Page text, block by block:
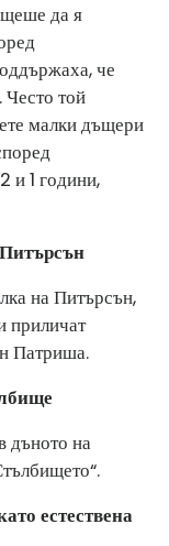
да я
че
Често той
малки дъщери
и 1 години,
на Питърсън,
приличат
Патриша.
дъното на
естествена